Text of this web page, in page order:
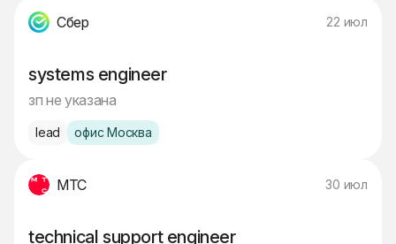
Сбер 22 июл
systems engineer
зп не указана
lead офис Москва
МТС 30 июл
technical support engineer